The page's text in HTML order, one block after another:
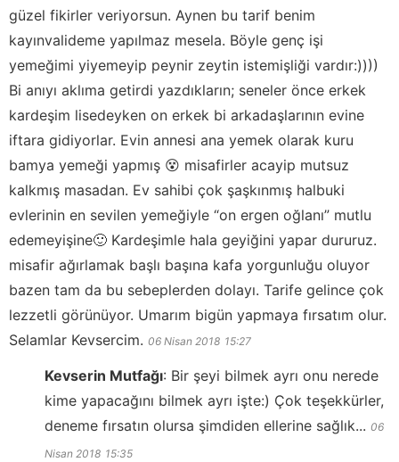
güzel fikirler veriyorsun. Aynen bu tarif benim
kayınvalideme yapılmaz mesela. Böyle genç işi
yemeğimi yiyemeyip peynir zeytin istemişliği vardır:))))
Bi anıyı aklıma getirdi yazdıkların; seneler önce erkek
kardeşim lisedeyken on erkek bi arkadaşlarının evine
iftara gidiyorlar. Evin annesi ana yemek olarak kuru
bamya yemeği yapmış 😵 misafirler acayip mutsuz
kalkmış masadan. Ev sahibi çok şaşkınmış halbuki
evlerinin en sevilen yemeğiyle “on ergen oğlanı” mutlu
edemeyişine🙂 Kardeşimle hala geyiğini yapar dururuz.
misafir ağırlamak başlı başına kafa yorgunluğu oluyor
bazen tam da bu sebeplerden dolayı. Tarife gelince çok
lezzetli görünüyor. Umarım bigün yapmaya fırsatım olur.
Selamlar Kevsercim. 06 Nisan 2018 15:27
Kevserin Mutfağı: Bir şeyi bilmek ayrı onu nerede
kime yapacağını bilmek ayrı işte:) Çok teşekkürler,
deneme fırsatın olursa şimdiden ellerine sağlık... 06
Nisan 2018 15:35